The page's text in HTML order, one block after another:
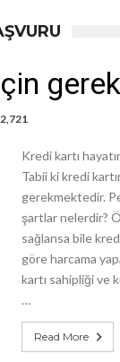
2,721
Kredi kartı
Tabii ki kredi
gerekmektedir.
şartlar nelerdir?
sağlansa bile
göre harcama
kartı sahipliği ve
…
Read More